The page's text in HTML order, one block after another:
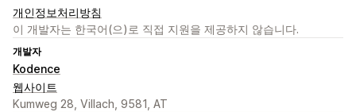
개인정보처리방침
이 개발자는 한국어(으)로 직접 지원을 제공하지 않습니다.
개발자
Kodence
웹사이트
Kumweg 28, Villach, 9581, AT